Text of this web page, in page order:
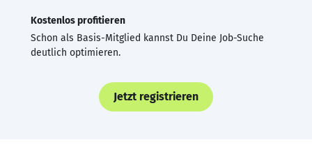
Kostenlos profitieren
Schon als Basis-Mitglied kannst Du Deine Job-Suche
deutlich optimieren.
Jetzt registrieren